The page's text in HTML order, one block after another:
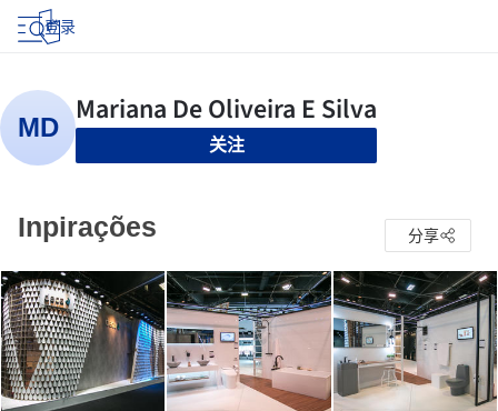
登录
关注
Inpirações 分享